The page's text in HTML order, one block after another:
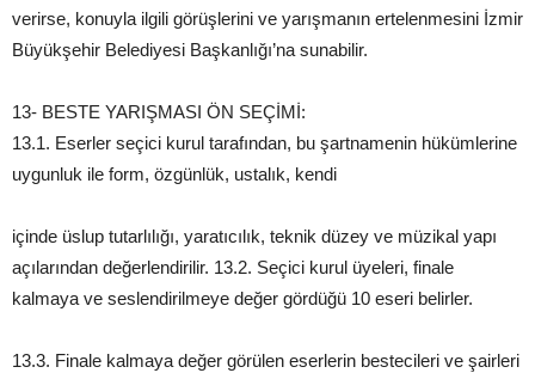
verirse, konuyla ilgili görüşlerini ve yarışmanın ertelenmesini İzmir
Büyükşehir Belediyesi Başkanlığı’na sunabilir.
13- BESTE YARIŞMASI ÖN SEÇİMİ:
13.1. Eserler seçici kurul tarafından, bu şartnamenin hükümlerine
uygunluk ile form, özgünlük, ustalık, kendi
içinde üslup tutarlılığı, yaratıcılık, teknik düzey ve müzikal yapı
açılarından değerlendirilir. 13.2. Seçici kurul üyeleri, finale
kalmaya ve seslendirilmeye değer gördüğü 10 eseri belirler.
13.3. Finale kalmaya değer görülen eserlerin bestecileri ve şairleri